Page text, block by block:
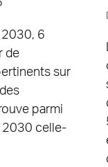
2030, 6
de
sur
parmi
2030 celle-